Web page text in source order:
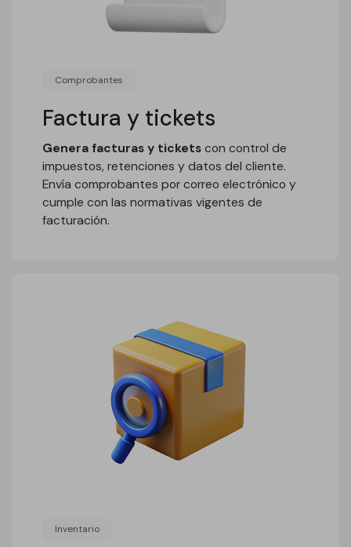
Comprobantes
Factura y tickets
Genera facturas y ticketscon control de
impuestos, retenciones y datos del cliente.
Envía comprobantes por correo electrónico y
cumple con las normativas vigentes de
facturación.
Inventario